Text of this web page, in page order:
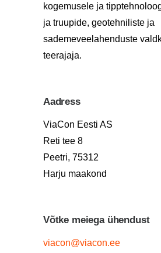
kogemusele ja
ja truupide, geotehniliste ja
sademeveelahenduste
teerajaja.
Aadress
ViaCon Eesti AS
Reti tee 8
Peetri, 75312
Harju maakond
Võtke meiega ühendust
viacon@viacon.ee